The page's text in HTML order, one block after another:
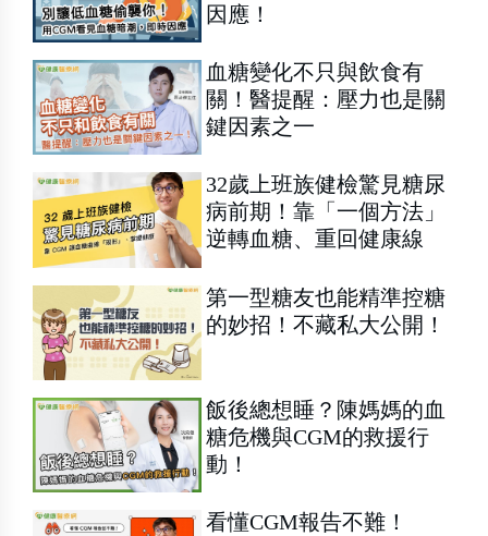
因應！
血糖變化不只與飲食有
關！醫提醒：壓力也是關
鍵因素之一
32歲上班族健檢驚見糖尿
病前期！靠「一個方法」
逆轉血糖、重回健康線
第一型糖友也能精準控糖
的妙招！不藏私大公開！
飯後總想睡？陳媽媽的血
糖危機與CGM的救援行
動！
看懂CGM報告不難！